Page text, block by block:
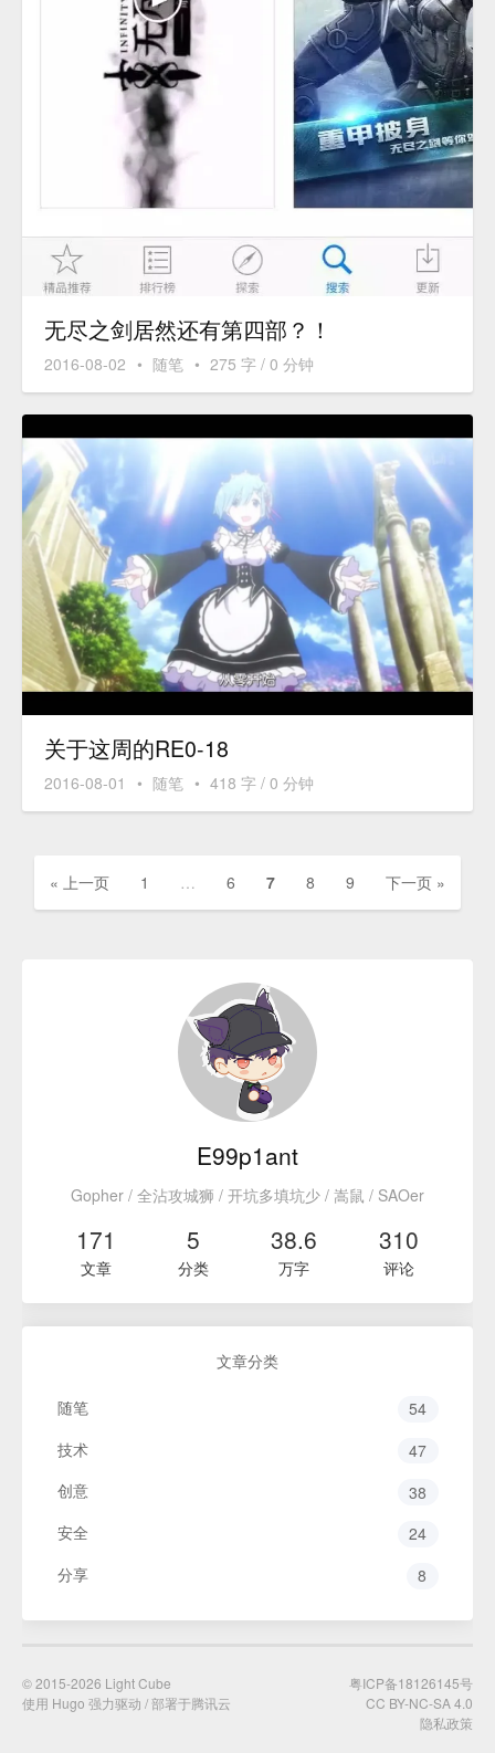
无尽之剑居然还有第四部？！
2016-08-02 • 随笔 • 275 字 / 0 分钟
关于这周的RE0-18
2016-08-01 • 随笔 • 418 字 / 0 分钟
« 上一页 1 … 6 7 8 9 下一页 »
E99p1ant
Gopher / 全沾攻城狮 / 开坑多填坑少 / 嵩鼠 / SAOer
171
文章
5
分类
38.6
万字
310
评论
文章分类
随笔
54
技术
47
创意
38
安全
24
分享
8
© 2015-2026 Light Cube
使用 Hugo 强力驱动 / 部署于腾讯云
粤ICP备18126145号
CC BY-NC-SA 4.0
隐私政策